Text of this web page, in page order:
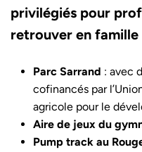
privilégiés pour
retrouver en famille
Parc Sarrand : avec
cofinancés par
agricole pour le
Aire de jeux du
Pump track au